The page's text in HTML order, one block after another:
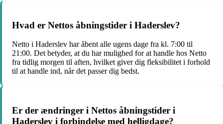
Hvad er Nettos åbningstider i Haderslev?
Netto i Haderslev har åbent alle ugens dage fra kl. 7:00 til
21:00. Det betyder, at du har mulighed for at handle hos Netto
fra tidlig morgen til aften, hvilket giver dig fleksibilitet i forhold
til at handle ind, når det passer dig bedst.
Er der ændringer i Nettos åbningstider i
Haderslev i forbindelse med helligdage?